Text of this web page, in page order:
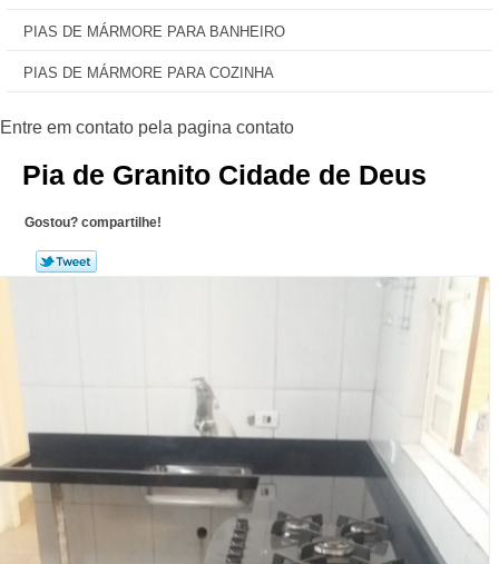
PIAS DE MÁRMORE PARA BANHEIRO
PIAS DE MÁRMORE PARA COZINHA
Pia de Granito Cidade de Deus
Gostou? compartilhe!